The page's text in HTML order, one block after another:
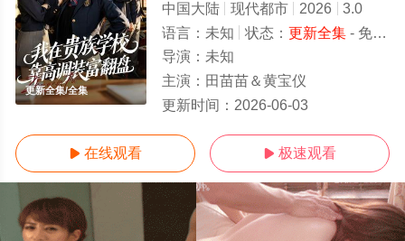
更新全集/全集
中国大陆 现代都市 2026
3.0
语言： 未知 状态： 更新全集- 免费在线观看
导演： 未知
主演： 田苗苗＆黄宝仪
更新时间： 2026-06-03
 在线观看  极速观看